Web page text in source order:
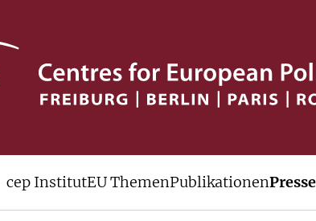
cep InstitutEU ThemenPublikationen